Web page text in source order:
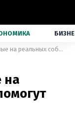
Фильмы, основанные на реальных событиях, помогут поверить в себя
на